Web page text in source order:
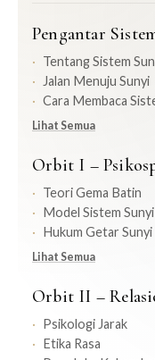
Pengantar
Tentang Sistem
Jalan Menuju Sunyi
Cara Membaca
Lihat Semua
Orbit I –
Teori Gema Batin
Model Sistem Sunyi
Hukum Getar Sunyi
Lihat Semua
Orbit II –
Psikologi Jarak
Etika Rasa